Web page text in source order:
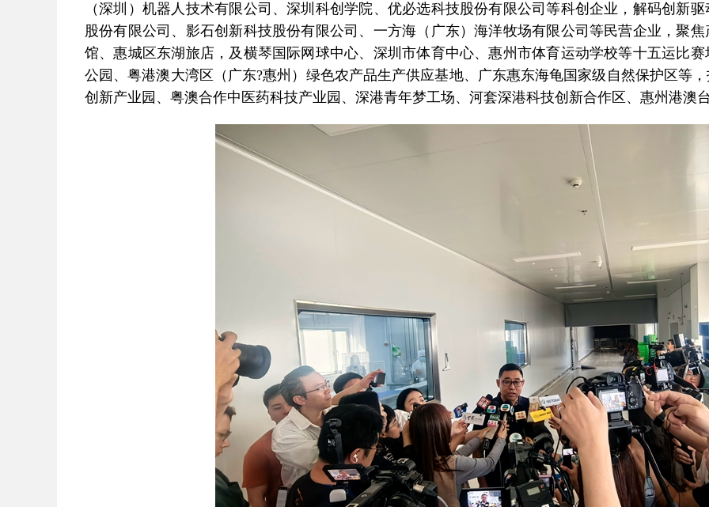
（深圳）机器人技术有限公司、深圳科创学院、优必选科技股份有限公司等科创企业，解码创新
股份有限公司、影石创新科技股份有限公司、一方海（广东）海洋牧场有限公司等民营企业，聚
馆、惠城区东湖旅店，及横琴国际网球中心、深圳市体育中心、惠州市体育运动学校等十五运比
公园、粤港澳大湾区（广东?惠州）绿色农产品生产供应基地、广东惠东海龟国家级自然保护区等
创新产业园、粤澳合作中医药科技产业园、深港青年梦工场、河套深港科技创新合作区、惠州港澳